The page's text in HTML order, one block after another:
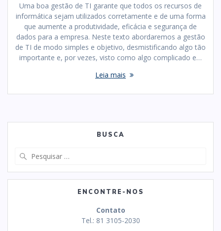
Uma boa gestão de TI garante que todos os recursos de
informática sejam utilizados corretamente e de uma forma
que aumente a produtividade, eficácia e segurança de
dados para a empresa. Neste texto abordaremos a gestão
de TI de modo simples e objetivo, desmistificando algo tão
importante e, por vezes, visto como algo complicado e…
Leia mais
BUSCA
ENCONTRE-NOS
Contato
Tel.: 81 3105-2030